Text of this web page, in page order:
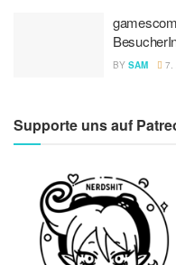
BY SAM 7.
Supporte uns auf